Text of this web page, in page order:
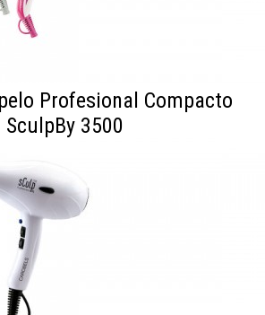
Profesional Compacto
SculpBy 3500